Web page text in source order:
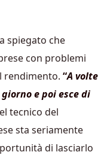
spiegato che
con problemi
rendimento. “A volte
e poi esce di
tecnico del
sta seriamente
di lasciarlo